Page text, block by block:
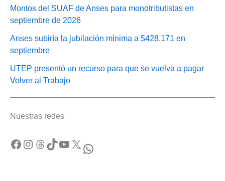
Montos del SUAF de Anses para monotributistas en
septiembre de 2026
Anses subiría la jubilación mínima a $428.171 en
septiembre
UTEP presentó un recurso para que se vuelva a pagar
Volver al Trabajo
Nuestras redes
Facebook Instagram Threads TikTok YouTube X WhatsApp